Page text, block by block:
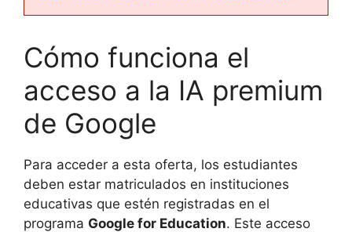
Cómo funciona el
acceso a la IA premium
de Google
Para acceder a esta oferta, los estudiantes
deben estar matriculados en instituciones
educativas que estén registradas en el
programa Google for Education. Este acceso